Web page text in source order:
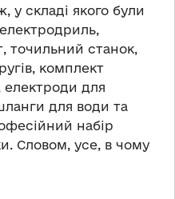
у складі якого були
точильний станок,
комплект
електроди для
для води та
набір
Словом, усе, в чому